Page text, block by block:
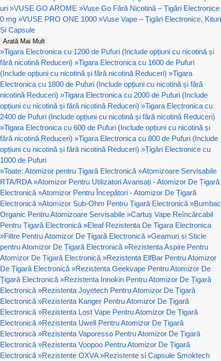
uri »VUSE GO AROME »Vuse Go Fără Nicotină – Țigări Electronice
0 mg »VUSE PRO ONE 1000 »Vuse Vape – Țigări Electronice, Kituri
Și Capsule
Arată Mai Mult
»Tigara Electronica cu 1200 de Pufuri (Include opțiuni cu nicotină și
fără nicotină Reduceri) »Tigara Electronica cu 1600 de Pufuri
(Include opțiuni cu nicotină și fără nicotină Reduceri) »Tigara
Electronica cu 1800 de Pufuri (Include opțiuni cu nicotină și fără
nicotină Reduceri) »Tigara Electronica cu 2000 de Pufuri (Include
opțiuni cu nicotină și fără nicotină Reduceri) »Tigara Electronica cu
2400 de Pufuri (Include opțiuni cu nicotină și fără nicotină Reduceri)
»Tigara Electronica cu 600 de Pufuri (Include opțiuni cu nicotină și
fără nicotină Reduceri) »Tigara Electronica cu 800 de Pufuri (Include
opțiuni cu nicotină și fără nicotină Reduceri) »Țigări Electronice cu
1000 de Pufuri
»Toate: Atomizor pentru Țigară Electronică »Atomizoare Servisabile
RTA/RDA »Atomizor Pentru Utilizatori Avansați - Atomizor De Țigară
Electronică »Atomizor Pentru Începători - Atomizor De Țigară
Electronică »Atomizor Sub-Ohm Pentru Țigară Electronică »Bumbac
Organic Pentru Atomizoare Servisabile »Cartuș Vape Reîncărcabil
Pentru Țigară Electronică »Eleaf Rezistenta De Tigara Electronica
»Filtre Pentru Atomizor De Țigară Electronică »Geamuri si Sticle
pentru Atomizor De Țigară Electronică »Rezistenta Aspire Pentru
Atomizor De Țigară Electronică »Rezistenta ElfBar Pentru Atomizor
De Țigară Electronică »Rezistenta Geekvape Pentru Atomizor De
Țigară Electronică »Rezistenta Innokin Pentru Atomizor De Țigară
Electronică »Rezistenta Joyetech Pentru Atomizor De Țigară
Electronică »Rezistenta Kanger Pentru Atomizor De Țigară
Electronică »Rezistenta Lost Vape Pentru Atomizor De Țigară
Electronică »Rezistenta Uwell Pentru Atomizor De Țigară
Electronică »Rezistenta Vaporesso Pentru Atomizor De Țigară
Electronică »Rezistenta Voopoo Pentru Atomizor De Țigară
Electronică »Rezistente OXVA »Rezistente si Capsule Smoktech